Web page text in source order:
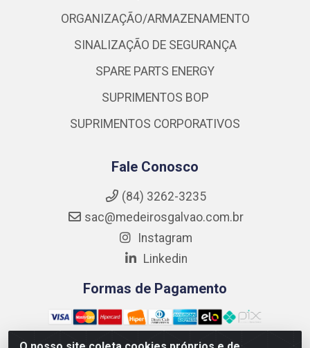
ORGANIZAÇÃO/ARMAZENAMENTO
SINALIZAÇÃO DE SEGURANÇA
SPARE PARTS ENERGY
SUPRIMENTOS BOP
SUPRIMENTOS CORPORATIVOS
Fale Conosco
(84) 3262-3235
sac@medeirosgalvao.com.br
Instagram
Linkedin
Formas de Pagamento